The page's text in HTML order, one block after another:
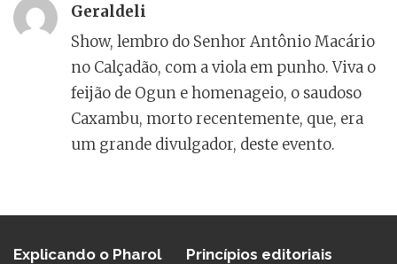
Geraldeli
Show, lembro do Senhor Antônio Macário
no Calçadão, com a viola em punho. Viva o
feijão de Ogun e homenageio, o saudoso
Caxambu, morto recentemente, que, era
um grande divulgador, deste evento.
Explicando o Pharol
Princípios editoriais